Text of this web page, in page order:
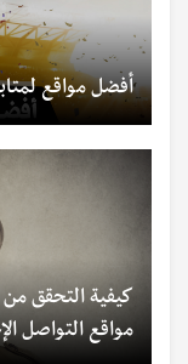
أفضل مواقع
كيفية التحقق
مواقع التواصل